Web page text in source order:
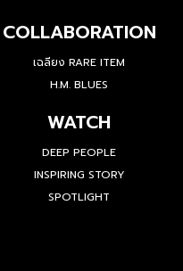
COLLABORATION
เฉลียง RARE ITEM
H.M. BLUES
WATCH
DEEP PEOPLE
INSPIRING STORY
SPOTLIGHT